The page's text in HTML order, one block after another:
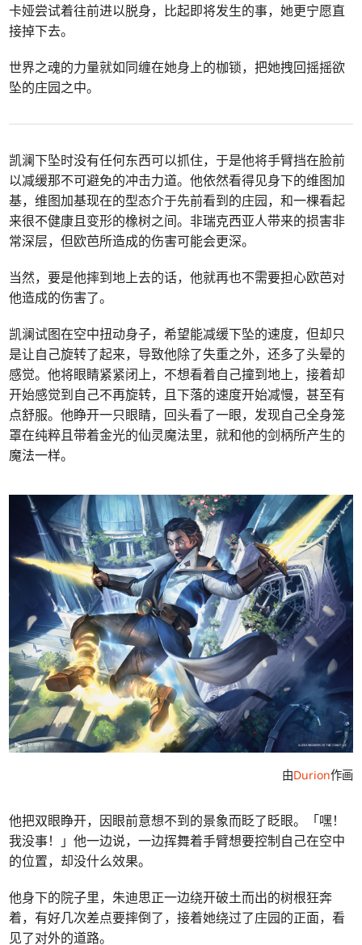
卡娅尝试着往前进以脱身，比起即将发生的事，她更宁愿直
接掉下去。
世界之魂的力量就如同缠在她身上的枷锁，把她拽回摇摇欲
坠的庄园之中。
凯澜下坠时没有任何东西可以抓住，于是他将手臂挡在脸前
以减缓那不可避免的冲击力道。他依然看得见身下的维图加
基，维图加基现在的型态介于先前看到的庄园，和一棵看起
来很不健康且变形的橡树之间。非瑞克西亚人带来的损害非
常深层，但欧芭所造成的伤害可能会更深。
当然，要是他摔到地上去的话，他就再也不需要担心欧芭对
他造成的伤害了。
凯澜试图在空中扭动身子，希望能减缓下坠的速度，但却只
是让自己旋转了起来，导致他除了失重之外，还多了头晕的
感觉。他将眼睛紧紧闭上，不想看着自己撞到地上，接着却
开始感觉到自己不再旋转，且下落的速度开始减慢，甚至有
点舒服。他睁开一只眼睛，回头看了一眼，发现自己全身笼
罩在纯粹且带着金光的仙灵魔法里，就和他的剑柄所产生的
魔法一样。
由Durion作画
他把双眼睁开，因眼前意想不到的景象而眨了眨眼。「嘿！
我没事！」他一边说，一边挥舞着手臂想要控制自己在空中
的位置，却没什么效果。
他身下的院子里，朱迪思正一边绕开破土而出的树根狂奔
着，有好几次差点要摔倒了，接着她绕过了庄园的正面，看
见了对外的道路。